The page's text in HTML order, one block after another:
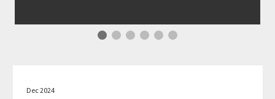
Dec 2024